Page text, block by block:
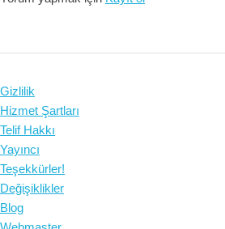
Gizlilik
Hizmet Şartları
Telif Hakkı
Yayıncı
Teşekkürler!
Değişiklikler
Blog